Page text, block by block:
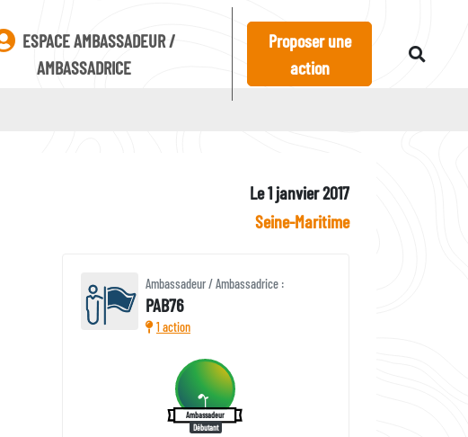
ESPACE AMBASSADEUR /
AMBASSADRICE
Proposer une
action
Le 1 janvier 2017
Seine-Maritime
Ambassadeur / Ambassadrice :
PAB76
1 action
Ambassadeur
Débutant